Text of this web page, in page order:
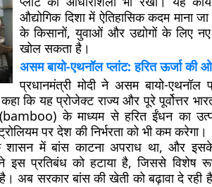
औद्योगिक दिशा में ऐतिहासिक कदम माना
के किसानों, युवाओं और उद्योगों के लिए नए
खोल सकता है।
असम बायो-एथनॉल प्लांट: हरित ऊर्जा की
प्रधानमंत्री मोदी ने असम बायो-एथनॉल
कि यह प्रोजेक्ट राज्य और पूरे पूर्वोत्तर
के माध्यम से हरित ईंधन का
पर देश की निर्भरता को भी कम करेगा।
शासन में बांस काटना अपराध था, और
इस प्रतिबंध को हटाया है, जिससे विशेष
है। अब सरकार बांस की खेती को बढ़ावा दे